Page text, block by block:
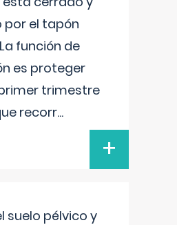
el tapón
función de
es proteger
trimestre
recorr...
+
suelo pélvico y